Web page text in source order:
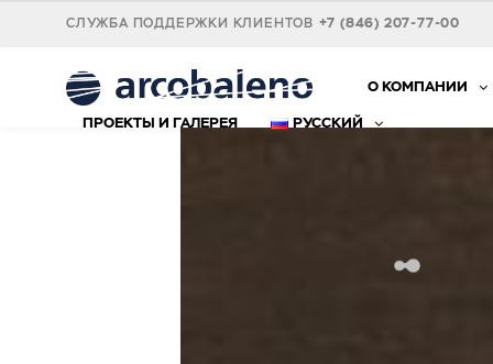
СЛУЖБА ПОДДЕРЖКИ КЛИЕНТОВ +7 (846) 207-77-00
О КОМПАНИИ
ПРОЕКТЫ И ГАЛЕРЕЯ РУССКИЙ